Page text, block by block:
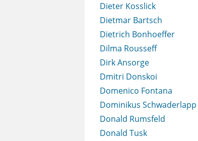
Dieter Kosslick
Dietmar Bartsch
Dietrich Bonhoeffer
Dilma Rousseff
Dirk Ansorge
Dmitri Donskoi
Domenico Fontana
Dominikus Schwaderlapp
Donald Rumsfeld
Donald Tusk